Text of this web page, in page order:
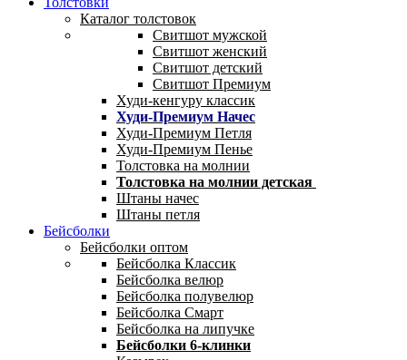
Каталог толстовок
Свитшот мужской
Свитшот женский
Свитшот детский
Свитшот Премиум
Худи-кенгуру классик
Худи-Премиум Начес
Худи-Премиум Петля
Худи-Премиум Пенье
Толстовка на молнии
Толстовка на молнии детская
Штаны начес
Штаны петля
Бейсболки
Бейсболки оптом
Бейсболка Классик
Бейсболка велюр
Бейсболка полувелюр
Бейсболка Смарт
Бейсболка на липучке
Бейсболки 6-клинки